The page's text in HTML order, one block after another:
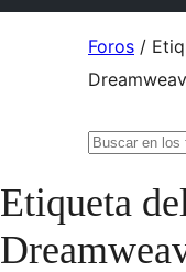
Foros /
Buscar:
Etiqueta